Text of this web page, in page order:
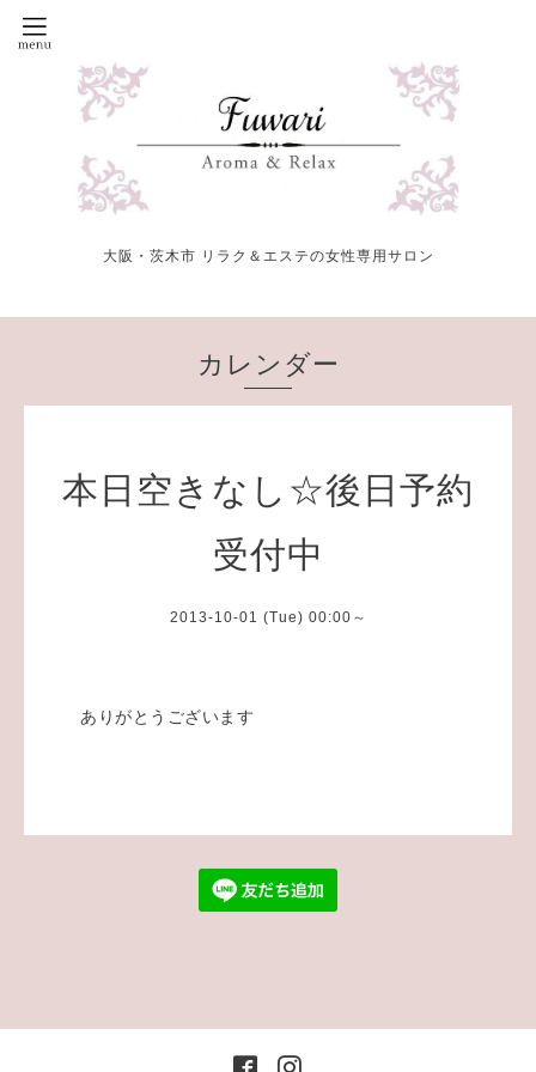
大阪・茨木市 リラク＆エステの女性専用サロン
カレンダー
本日空きなし☆後日予約
受付中
2013-10-01 (Tue) 00:00～
ありがとうございます